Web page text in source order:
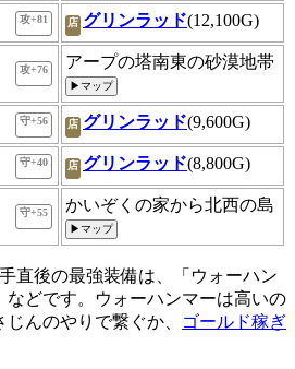
攻+81 店 グリンラッド(12,100G)
攻+76 アープの塔南東の砂漠地帯
▶マップ
守+56 店 グリンラッド(9,600G)
守+40 店 グリンラッド(8,800G)
守+55 かいぞくの家から北西の島
▶マップ
直後の最強装備は、「ウォーハン
などです。ウォーハンマーは高いの
んのやりで繋ぐか、
ゴールド稼ぎ